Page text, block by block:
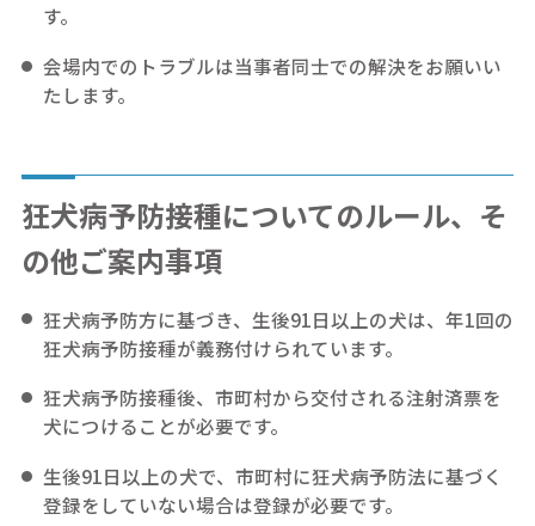
す。
会場内でのトラブルは当事者同士での解決をお願いい
たします。
狂犬病予防接種についてのルール、そ
の他ご案内事項
狂犬病予防方に基づき、生後91日以上の犬は、年1回の
狂犬病予防接種が義務付けられています。
狂犬病予防接種後、市町村から交付される注射済票を
犬につけることが必要です。
生後91日以上の犬で、市町村に狂犬病予防法に基づく
登録をしていない場合は登録が必要です。